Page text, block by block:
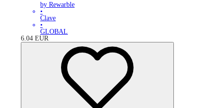
by Rewarble
•
Clave
•
GLOBAL
6.04 EUR